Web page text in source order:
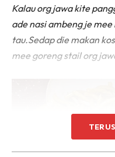
Kalau org jawa kite
ade nasi ambeng je
tau.Sedap die makan
mee goreng stail org